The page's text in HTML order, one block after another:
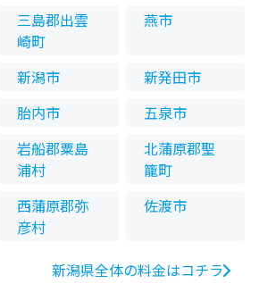
三島郡出雲
崎町
燕市
新潟市
新発田市
胎内市
五泉市
岩船郡粟島
浦村
北蒲原郡聖
籠町
西蒲原郡弥
彦村
佐渡市
新潟県全体の料金はコチラ